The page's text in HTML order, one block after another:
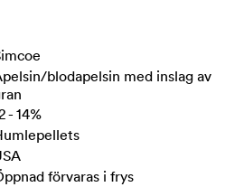
blodapelsin med inslag av
- 14%
förvaras i frys